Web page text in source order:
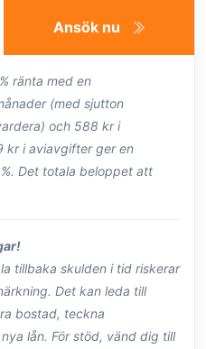
Ansök nu
ränta med en
(med sjutton
och 588 kr i
kr i aviavgifter ger en
Det totala beloppet att
tillbaka skulden i tid riskerar
Det kan leda till
bostad, teckna
lån. För stöd, vänd dig till